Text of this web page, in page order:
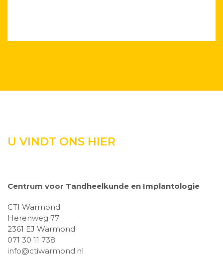
U VINDT ONS HIER
Centrum voor Tandheelkunde en Implantologie
CTI Warmond
Herenweg 77
2361 EJ Warmond
071 30 11 738
info@ctiwarmond.nl